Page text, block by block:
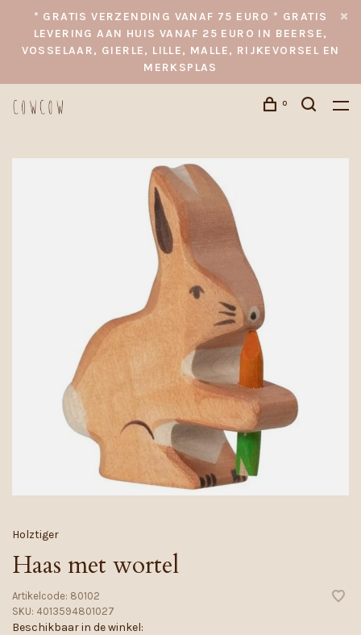
* GRATIS VERZENDING VANAF 75 EURO * GRATIS
LEVERING AAN HUIS VANAF 25 EURO IN BEERSE,
VOSSELAAR, GIERLE, LILLE, MALLE, RIJKEVORSEL EN
MERKSPLAS
0
Holztiger
Haas met wortel
Artikelcode: 80102
SKU: 4013594801027
Beschikbaar in de winkel: